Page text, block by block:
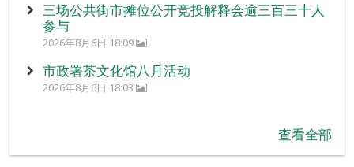
三场公共街市摊位公开竞投解释会逾三百三十人
参与
2026年8月6日 18:09
市政署茶文化馆八月活动
2026年8月6日 18:03
查看全部